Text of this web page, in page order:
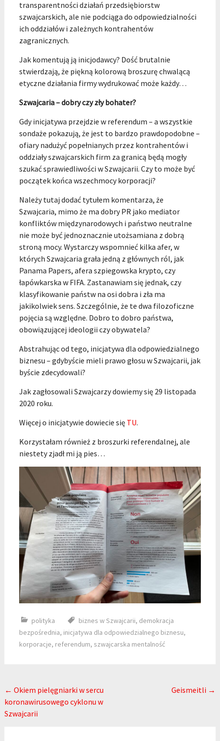
transparentności działań przedsiębiorstw
szwajcarskich, ale nie podciąga do odpowiedzialności
ich oddziałów i zależnych kontrahentów
zagranicznych.
Jak komentują ją inicjodawcy? Dość brutalnie
stwierdzają, że piękną kolorową broszurę chwalącą
etyczne działania firmy wydrukować może każdy…
Szwajcaria – dobry czy zły bohater?
Gdy inicjatywa przejdzie w referendum – a wszystkie
sondaże pokazują, że jest to bardzo prawdopodobne –
ofiary nadużyć popełnianych przez kontrahentów i
oddziały szwajcarskich firm za granicą będą mogły
szukać sprawiedliwości w Szwajcarii. Czy to może być
początek końca wszechmocy korporacji?
Należy tutaj dodać tytułem komentarza, że
Szwajcaria, mimo że ma dobry PR jako mediator
konfliktów międzynarodowych i państwo neutralne
nie może być jednoznacznie utożsamiana z dobrą
stroną mocy. Wystarczy wspomnieć kilka afer, w
których Szwajcaria grała jedną z głównych ról, jak
Panama Papers, afera szpiegowska krypto, czy
łapówkarska w FIFA. Zastanawiam się jednak, czy
klasyfikowanie państw na osi dobra i zła ma
jakikolwiek sens. Szczególnie, że te dwa filozoficzne
pojęcia są względne. Dobro to dobro państwa,
obowiązującej ideologii czy obywatela?
Abstrahując od tego, inicjatywa dla odpowiedzialnego
biznesu – gdybyście mieli prawo głosu w Szwajcarii, jak
byście zdecydowali?
Jak zagłosowali Szwajcarzy dowiemy się 29 listopada
2020 roku.
Więcej o inicjatywie dowiecie się TU.
Korzystałam również z broszurki referendalnej, ale
niestety zjadł mi ją pies…
polityka biznes w Szwajcarii, demokracja
bezpośrednia, inicjatywa dla odpowiedzialnego biznesu,
korporacje, referendum, szwajcarska mentalność
Post navigation
← Okiem pielęgniarki w sercu
koronawirusowego cyklonu w
Szwajcarii
Geismeitli →